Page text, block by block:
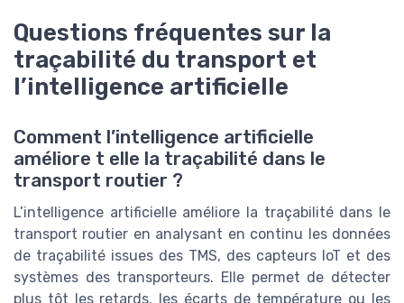
Questions fréquentes sur la
traçabilité du transport et
l’intelligence artificielle
Comment l’intelligence artificielle
améliore t elle la traçabilité dans le
transport routier ?
L’intelligence artificielle améliore la traçabilité dans le
transport routier en analysant en continu les données
de traçabilité issues des TMS, des capteurs IoT et des
systèmes des transporteurs. Elle permet de détecter
plus tôt les retards, les écarts de température ou les